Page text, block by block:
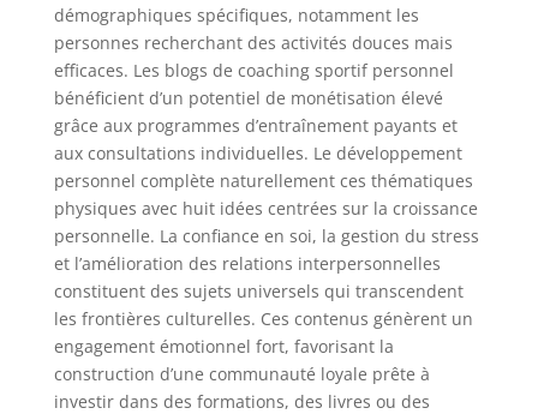
démographiques spécifiques, notamment les
personnes recherchant des activités douces mais
efficaces. Les blogs de coaching sportif personnel
bénéficient d’un potentiel de monétisation élevé
grâce aux programmes d’entraînement payants et
aux consultations individuelles. Le développement
personnel complète naturellement ces thématiques
physiques avec huit idées centrées sur la croissance
personnelle. La confiance en soi, la gestion du stress
et l’amélioration des relations interpersonnelles
constituent des sujets universels qui transcendent
les frontières culturelles. Ces contenus génèrent un
engagement émotionnel fort, favorisant la
construction d’une communauté loyale prête à
investir dans des formations, des livres ou des